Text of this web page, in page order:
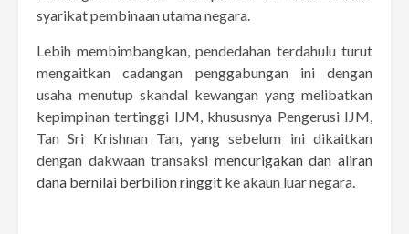
syarikat pembinaan utama negara.
Lebih membimbangkan, pendedahan terdahulu turut
mengaitkan cadangan penggabungan ini dengan
usaha menutup skandal kewangan yang melibatkan
kepimpinan tertinggi IJM, khususnya Pengerusi IJM,
Tan Sri Krishnan Tan, yang sebelum ini dikaitkan
dengan dakwaan transaksi mencurigakan dan aliran
dana bernilai berbilion ringgit ke akaun luar negara.